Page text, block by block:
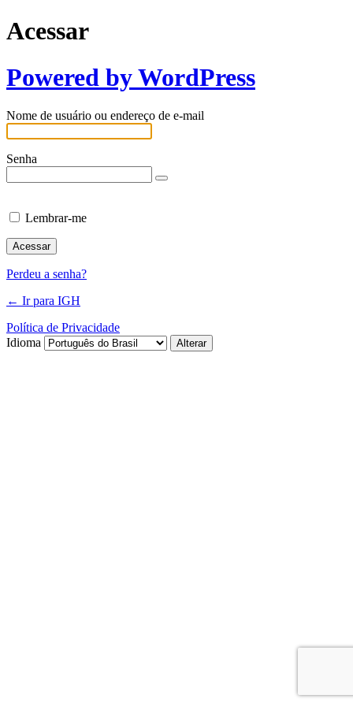
Acessar
Powered by WordPress
Nome de usuário ou endereço de e-mail
Senha
Lembrar-me
Perdeu a senha?
← Ir para IGH
Política de Privacidade
Idioma